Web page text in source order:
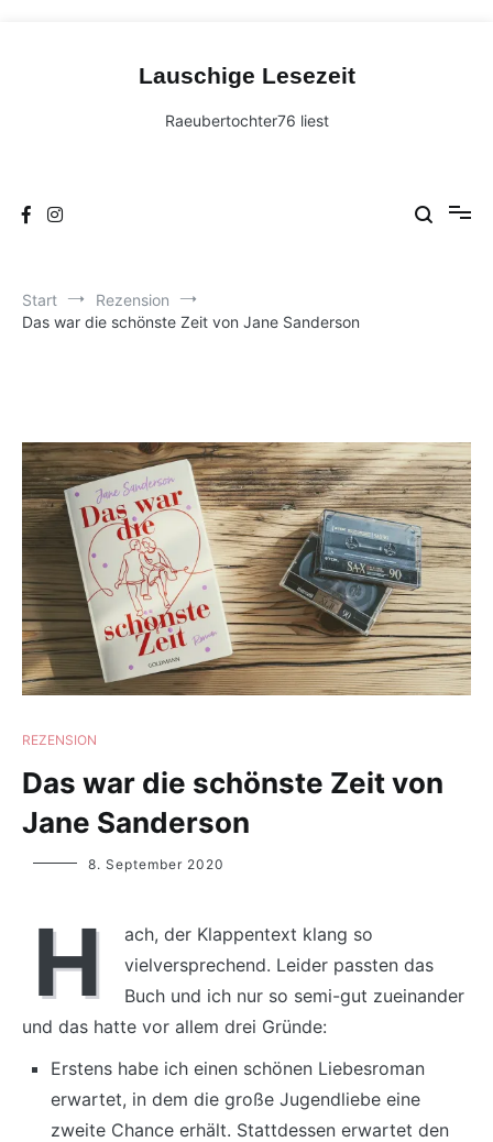
Lauschige Lesezeit
Raeubertochter76 liest
Start
Rezension
Das war die schönste Zeit von Jane Sanderson
REZENSION
Das war die schönste Zeit von
Jane Sanderson
Yvonne
8. September 2020
H
ach, der Klappentext klang so
vielversprechend. Leider passten das
Buch und ich nur so semi-gut zueinander
und das hatte vor allem drei Gründe:
Erstens habe ich einen schönen Liebesroman
erwartet, in dem die große Jugendliebe eine
zweite Chance erhält. Stattdessen erwartet den